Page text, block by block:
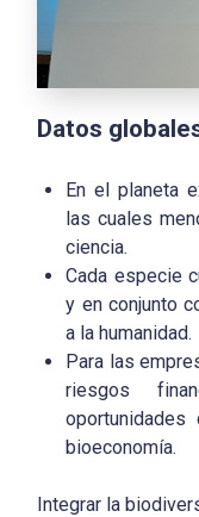
Datos
En el planeta
las cuales
ciencia.
Cada especie
y en conjunto
a la humanidad.
Para las
riesgos
bioeconomía.
Integrar la